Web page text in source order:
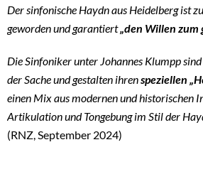
Der sinfonische Haydn aus Heidelberg ist
geworden und garantiert„den Willen zum
Die Sinfoniker unter Johannes Klumpp
der Sache und gestalten ihrenspeziellen
einen Mix aus modernen und historischen
Artikulation und Tongebung im Stil der
(RNZ, September 2024)